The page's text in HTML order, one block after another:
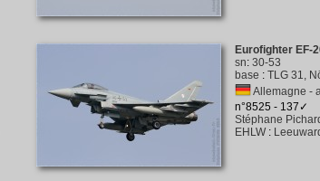
Eurofighter EF-
sn: 30-53
base : TLG 31,
Allemagne -
n°8525 - 137✓
Stéphane
EHLW :